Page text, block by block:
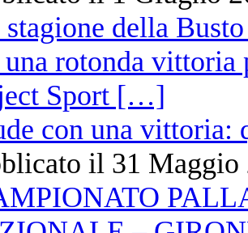
con una vittoria:
il 31 Maggio